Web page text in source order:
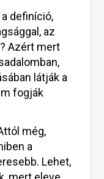
definíció,
az
Azért mert
látják a
fogják
még,
a
Lehet,